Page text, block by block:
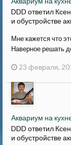
DDD ответил
и обустройстве
Мне кажется что
Наверное решать
23 февраля,
Аквариум на
DDD ответил
и обустройстве